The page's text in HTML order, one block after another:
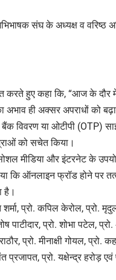
संघ के अध्यक्ष व वरिष्ठ
हुए कहा कि, “आज के दौर में
ही अक्सर अपराधों को
विवरण या ओटीपी (OTP)
को सचेत किया।
मीडिया और इंटरनेट के
कि ऑनलाइन फ्रॉड होने पर
है।
प्रो. कपिल केरोल, प्रो.
प्रो. शोभा पटेल, प्रो.
प्रो. मीनाक्षी गोयल,
प्रजापत, प्रो. यक्षेन्द्र हरोड़